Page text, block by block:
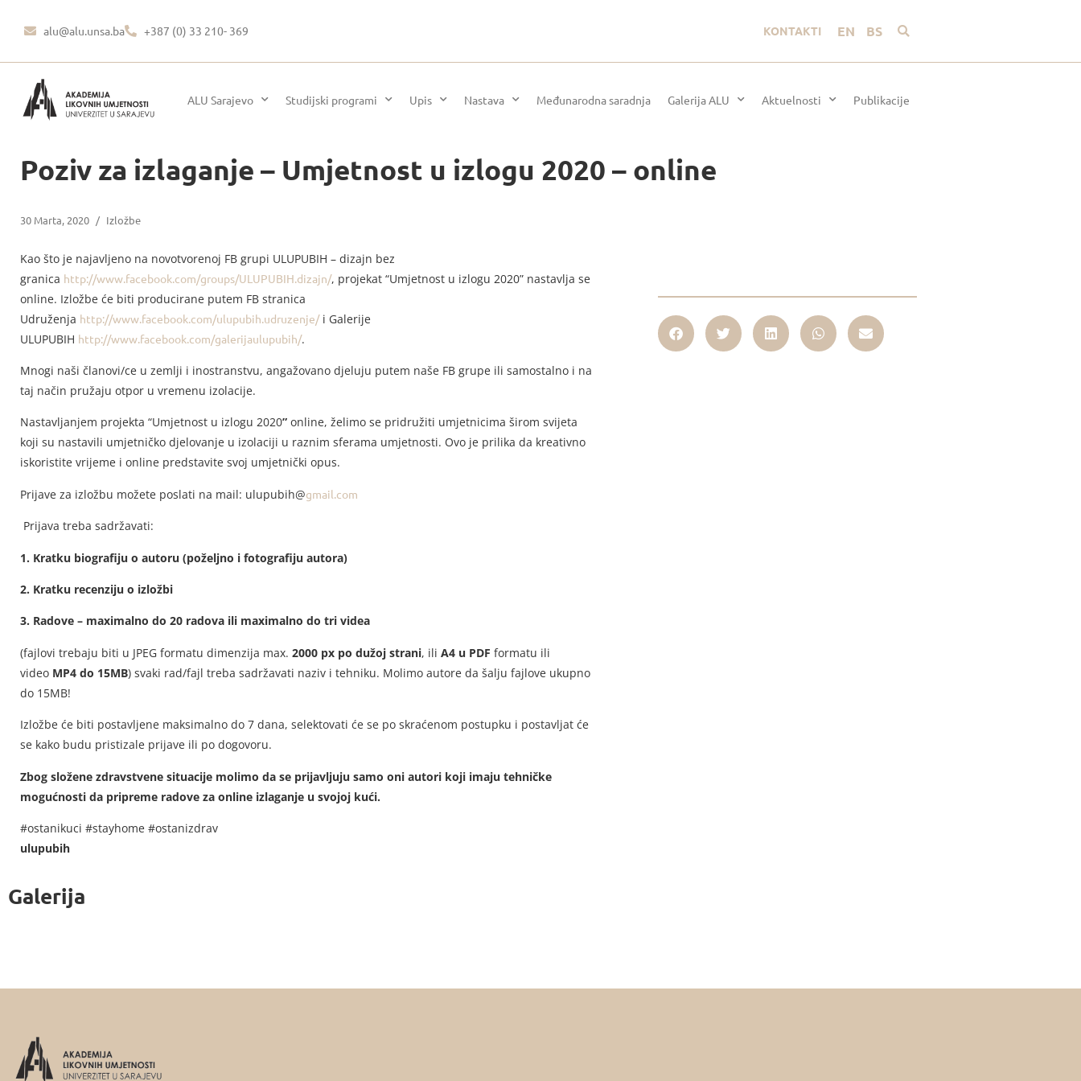
alu@alu.unsa.ba +387 (0) 33 210- 369 KONTAKTI EN BS
ALU Sarajevo Studijski programi Upis Nastava Međunarodna saradnja Galerija ALU Aktuelnosti Publikacije
Poziv za izlaganje – Umjetnost u izlogu 2020 – online
30 Marta, 2020 / Izložbe
Kao što je najavljeno na novotvorenoj FB grupi ULUPUBIH – dizajn bez
granica http://www.facebook.com/groups/ULUPUBIH.dizajn/, projekat “Umjetnost u izlogu 2020” nastavlja se
online. Izložbe će biti producirane putem FB stranica
Udruženja http://www.facebook.com/ulupubih.udruzenje/i Galerije
ULUPUBIH http://www.facebook.com/galerijaulupubih/.
Mnogi naši članovi/ce u zemlji i inostranstvu, angažovano djeluju putem naše FB grupe ili samostalno i na
taj način pružaju otpor u vremenu izolacije.
Nastavljanjem projekta “Umjetnost u izlogu 2020” online, želimo se pridružiti umjetnicima širom svijeta
koji su nastavili umjetničko djelovanje u izolaciji u raznim sferama umjetnosti. Ovo je prilika da kreativno
iskoristite vrijeme i online predstavite svoj umjetnički opus.
Prijave za izložbu možete poslati na mail: ulupubih@gmail.com
Prijava treba sadržavati:
1. Kratku biografiju o autoru (poželjno i fotografiju autora)
2. Kratku recenziju o izložbi
3. Radove – maximalno do 20 radova ili maximalno do tri videa
(fajlovi trebaju biti u JPEG formatu dimenzija max. 2000 px po dužoj strani, ili A4 u PDF formatu ili
video MP4 do 15MB) svaki rad/fajl treba sadržavati naziv i tehniku. Molimo autore da šalju fajlove ukupno
do 15MB!
Izložbe će biti postavljene maksimalno do 7 dana, selektovati će se po skraćenom postupku i postavljat će
se kako budu pristizale prijave ili po dogovoru.
Zbog složene zdravstvene situacije molimo da se prijavljuju samo oni autori koji imaju tehničke
mogućnosti da pripreme radove za online izlaganje u svojoj kući.
#ostanikuci #stayhome #ostanizdrav
ulupubih
Galerija